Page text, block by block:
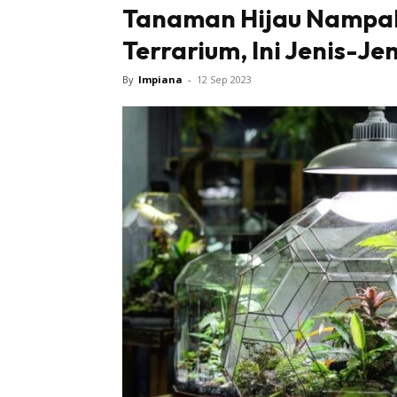
Buletin
DIY
Tanaman Hijau
Terrarium, Ini Jenis-
By Impiana - 12 Sep 2023